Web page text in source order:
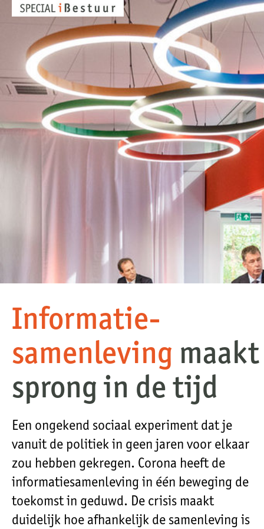
Informatie-
samenleving maakt
sprong in de tijd
Een ongekend sociaal experiment dat je
vanuit de politiek in geen jaren voor elkaar
zou hebben gekregen. Corona heeft de
informatie­samenleving in één beweging de
toekomst in geduwd. De crisis maakt
duidelijk hoe afhankelijk de samenleving is